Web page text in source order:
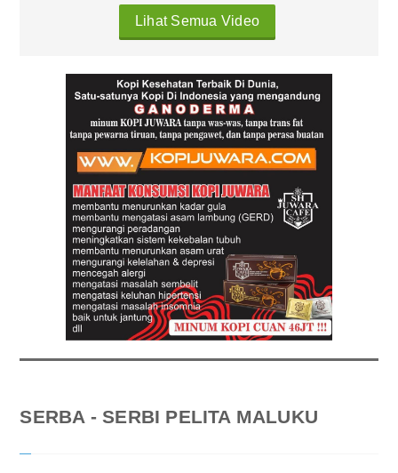
Lihat Semua Video
SERBA - SERBI PELITA MALUKU